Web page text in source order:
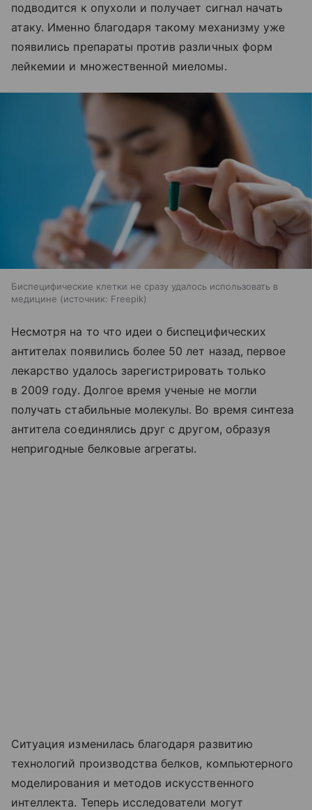
подводится к опухоли и получает сигнал начать
атаку. Именно благодаря такому механизму уже
появились препараты против различных форм
лейкемии и множественной миеломы.
Биспецифические клетки не сразу удалось использовать в
медицине
источник: Freepik
Несмотря на то что идеи о биспецифических
антителах появились более 50 лет назад, первое
лекарство удалось зарегистрировать только
в 2009 году. Долгое время ученые не могли
получать стабильные молекулы. Во время синтеза
антитела соединялись друг с другом, образуя
непригодные белковые агрегаты.
Ситуация изменилась благодаря развитию
технологий производства белков, компьютерного
моделирования и методов искусственного
интеллекта. Теперь исследователи могут